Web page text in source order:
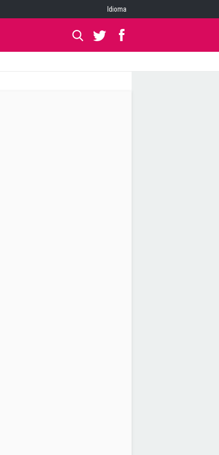
Idioma